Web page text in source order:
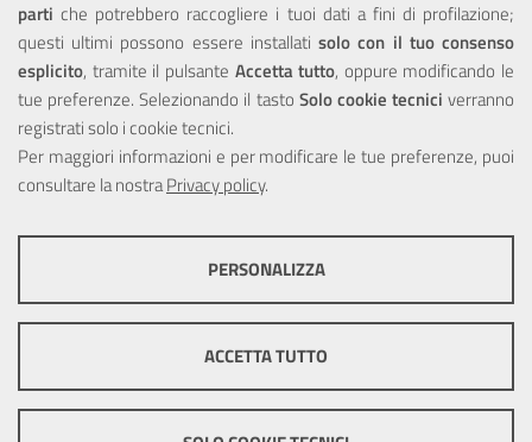
parti che potrebbero raccogliere i tuoi dati a fini di profilazione;
questi ultimi possono essere installatisolo con il tuo consenso
esplicito, tramite il pulsante Accetta tutto, oppure modificando le
tue preferenze. Selezionando il tasto Solo cookie tecnici verranno
registrati solo i cookie tecnici.
Per maggiori informazioni e per modificare le tue preferenze, puoi
consultare la nostraPrivacy policy.
ottimale per ogni utente. Essi non raccolgono i tuoi dati e le tue
informazioni di navigazione per scopi di marketing e profilazione, e
pertanto possono essere utilizzati senza bisogno di acquisire il tuo
PERSONALIZZA
ACCETTA TUTTO
Privacy
Portale realizzato con la partecipazione finanziaria dell'Unione
Europea tramite i fondi del POR Sicilia 2000/2006 Misura 6.05 -